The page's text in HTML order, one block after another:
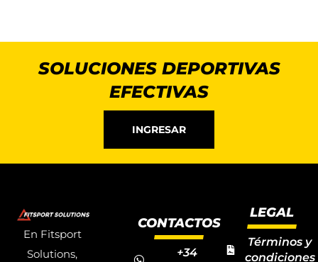
SOLUCIONES DEPORTIVAS
EFECTIVAS
INGRESAR
En Fitsport
Solutions,
CONTACTOS
+34
LEGAL
Términos y
condiciones